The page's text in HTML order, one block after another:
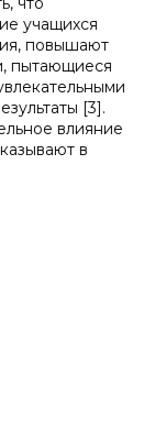
учащихся
повышают
пытающиеся
[3].
влияние
в